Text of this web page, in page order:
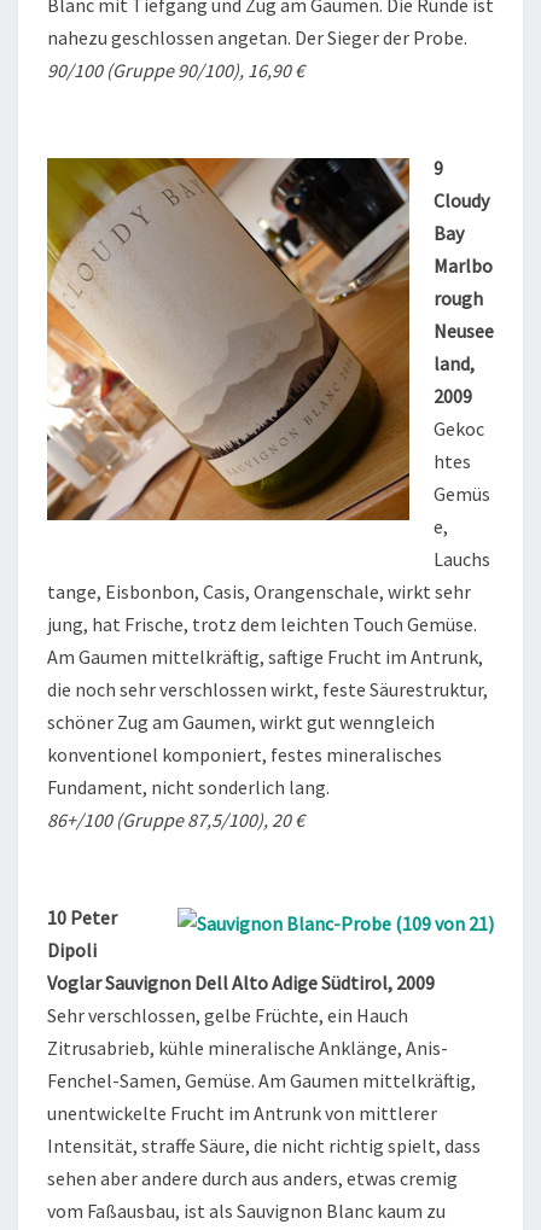
Blanc mit Tiefgang und Zug am Gaumen. Die Runde ist
nahezu geschlossen angetan. Der Sieger der Probe.
90/100 (Gruppe 90/100), 16,90 €
9
Cloudy
Bay
Marlbo
rough
Neusee
land,
2009
Gekoc
htes
Gemüs
e,
Lauchs
tange, Eisbonbon, Casis, Orangenschale, wirkt sehr
jung, hat Frische, trotz dem leichten Touch Gemüse.
Am Gaumen mittelkräftig, saftige Frucht im Antrunk,
die noch sehr verschlossen wirkt, feste Säurestruktur,
schöner Zug am Gaumen, wirkt gut wenngleich
konventionel komponiert, festes mineralisches
Fundament, nicht sonderlich lang.
86+/100 (Gruppe 87,5/100), 20 €
10 Peter
Dipoli
Voglar Sauvignon Dell Alto Adige Südtirol, 2009
Sehr verschlossen, gelbe Früchte, ein Hauch
Zitrusabrieb, kühle mineralische Anklänge, Anis-
Fenchel-Samen, Gemüse. Am Gaumen mittelkräftig,
unentwickelte Frucht im Antrunk von mittlerer
Intensität, straffe Säure, die nicht richtig spielt, dass
sehen aber andere durch aus anders, etwas cremig
vom Faßausbau, ist als Sauvignon Blanc kaum zu